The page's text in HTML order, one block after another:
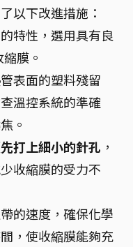
以下改進措施：
特性，選用具有良
膜。
表面的塑料殘留
溫控系統的準確
。
打上細小的針孔 ，
收縮膜的受力不
的速度，確保化學
，使收縮膜能夠充